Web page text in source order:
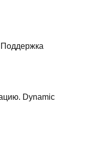
Поддержка
Dynamic